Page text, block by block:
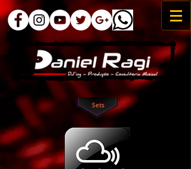
Sets